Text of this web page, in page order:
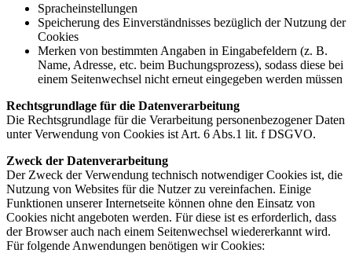
Spracheinstellungen
Speicherung des Einverständnisses bezüglich der Nutzung der
Cookies
Merken von bestimmten Angaben in Eingabefeldern (z. B.
Name, Adresse, etc. beim Buchungsprozess), sodass diese bei
einem Seitenwechsel nicht erneut eingegeben werden müssen
Rechtsgrundlage für die Datenverarbeitung
Die Rechtsgrundlage für die Verarbeitung personenbezogener Daten
unter Verwendung von Cookies ist Art. 6 Abs.1 lit. f DSGVO.
Zweck der Datenverarbeitung
Der Zweck der Verwendung technisch notwendiger Cookies ist, die
Nutzung von Websites für die Nutzer zu vereinfachen. Einige
Funktionen unserer Internetseite können ohne den Einsatz von
Cookies nicht angeboten werden. Für diese ist es erforderlich, dass
der Browser auch nach einem Seitenwechsel wiedererkannt wird.
Für folgende Anwendungen benötigen wir Cookies: